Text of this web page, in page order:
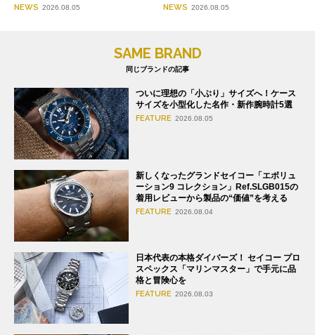
NEWS 2026.08.05 NEWS 2026.08.05
SAME BRAND
同じブランドの記事
ついに理想の「小ぶり」サイズへ！ケース
サイズを小型化した名作・新作腕時計5選
FEATURE 2026.08.05
新しくなったグランドセイコー「エボリュ
ーション9 コレクション」Ref.SLGB015の
着用レビューから製品の“価値”を考える
FEATURE 2026.08.04
日本代表の本格ダイバーズ！ セイコー プロ
スペックス「マリンマスター」で手元に品
格と冒険心を
FEATURE 2026.08.03